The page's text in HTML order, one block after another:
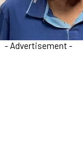
- Advertisement -